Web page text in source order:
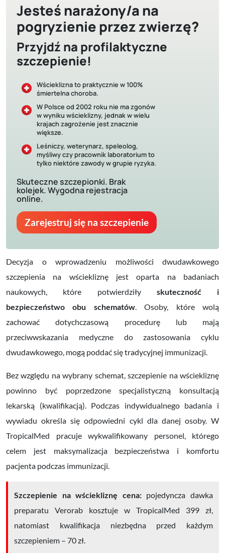
Jesteś narażony/a na
pogryzienie przez zwierzę?
Przyjdź na profilaktyczne
szczepienie!
Wścieklizna to praktycznie w 100%
śmiertelna choroba.
W Polsce od 2002 roku nie ma zgonów
w wyniku wścieklizny, jednak w wielu
krajach zagrożenie jest znacznie
większe.
Leśniczy, weterynarz, speleolog,
myśliwy czy pracownik laboratorium to
tylko niektóre zawody w grupie ryzyka.
Skuteczne szczepionki. Brak
kolejek. Wygodna rejestracja
online.
Zarejestruj się na szczepienie
Decyzja o wprowadzeniu możliwości dwudawkowego
szczepienia na wściekliznę jest oparta na badaniach
naukowych, które potwierdziły skuteczność i
bezpieczeństwo obu schematów. Osoby, które wolą
zachować dotychczasową procedurę lub mają
przeciwwskazania medyczne do zastosowania cyklu
dwudawkowego, mogą poddać się tradycyjnej immunizacji.
Bez względu na wybrany schemat, szczepienie na wściekliznę
powinno być poprzedzone specjalistyczną konsultacją
lekarską (kwalifikacją). Podczas indywidualnego badania i
wywiadu określa się odpowiedni cykl dla danej osoby. W
TropicalMed pracuje wykwalifikowany personel, którego
celem jest maksymalizacja bezpieczeństwa i komfortu
pacjenta podczas immunizacji.
Szczepienie na wściekliznę cena: pojedyncza dawka
preparatu Verorab kosztuje w TropicalMed 399 zł,
natomiast kwalifikacja niezbędna przed każdym
szczepieniem – 70 zł.